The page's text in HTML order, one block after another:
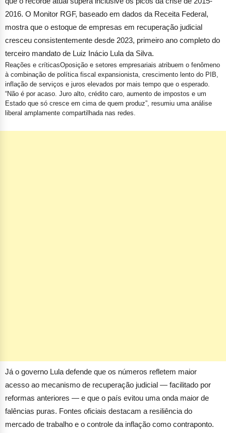
Especialistas da área de reestruturação empresarial observam
que o recorde atual supera inclusive os picos da crise de 2015-
2016. O Monitor RGF, baseado em dados da Receita Federal,
mostra que o estoque de empresas em recuperação judicial
cresceu consistentemente desde 2023, primeiro ano completo do
terceiro mandato de Luiz Inácio Lula da Silva.
Reações e críticasOposição e setores empresariais atribuem o fenômeno
à combinação de política fiscal expansionista, crescimento lento do PIB,
inflação de serviços e juros elevados por mais tempo que o esperado.
“Não é por acaso. Juro alto, crédito caro, aumento de impostos e um
liberal amplamente compartilhada nas redes.
Já o governo Lula defende que os números refletem maior
acesso ao mecanismo de recuperação judicial — facilitado por
reformas anteriores — e que o país evitou uma onda maior de
falências puras. Fontes oficiais destacam a resiliência do